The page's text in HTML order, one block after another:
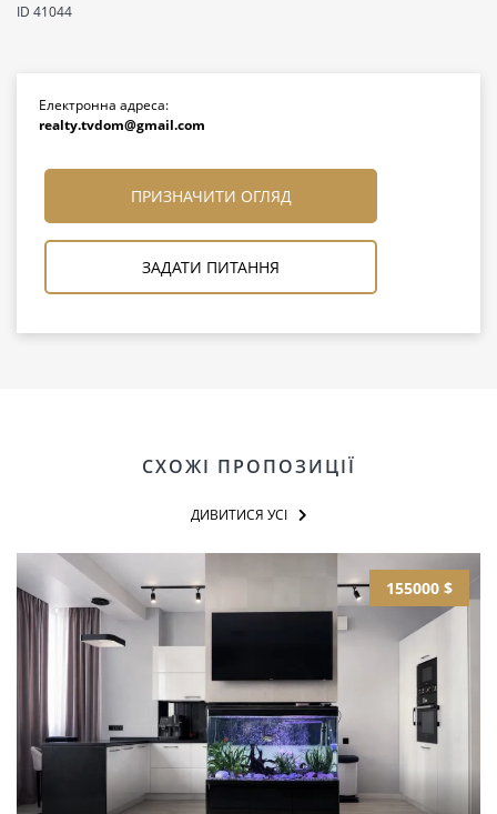
ID 41044
Електронна адреса:
realty.tvdom@gmail.com
ПРИЗНАЧИТИ ОГЛЯД
ЗАДАТИ ПИТАННЯ
СХОЖІ ПРОПОЗИЦІЇ
ДИВИТИСЯ УСІ
155000 $